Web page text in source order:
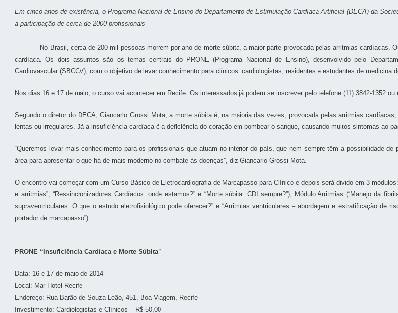
Em cinco anos de existência, o Programa Nacional de Ensino do Departamento de Estimulação Cardíaca Artificial (DECA) da
a participação de cerca de 2000 profissionais
No Brasil, cerca de 200 mil pessoas morrem por ano de morte súbita, a maior parte provocada pelas arritmias cardíacas.
cardíaca. Os dois assuntos são os temas centrais do PRONE (Programa Nacional de Ensino), desenvolvido pelo
Cardiovascular (SBCCV), com o objetivo de levar conhecimento para clínicos, cardiologistas, residentes e estudantes de medicina
Nos dias 16 e 17 de maio, o curso vai acontecer em Recife. Os interessados já podem se inscrever pelo telefone (11) 3842-1352 ou
Segundo o diretor do DECA, Giancarlo Grossi Mota, a morte súbita é, na maioria das vezes, provocada pelas arritmias
lentas ou irregulares. Já a insuficiência cardíaca é a deficiência do coração em bombear o sangue, causando muitos sintomas ao
“Queremos levar mais conhecimento para os profissionais que atuam no interior do país, que nem sempre têm a possibilidade
área para apresentar o que há de mais moderno no combate às doenças”, diz Giancarlo Grossi Mota.
O encontro vai começar com um Curso Básico de Eletrocardiografia de Marcapasso para Clínico e depois será divido em 3
e arritmias”, “Ressincronizadores Cardíacos: onde estamos?” e “Morte súbita: CDI sempre?”); Módulo Arritmias (“Manejo da
supraventriculares: O que o estudo eletrofisiológico pode oferecer?” e “Arritmias ventriculares – abordagem e estratificação de
portador de marcapasso”).
PRONE “Insuficiência Cardíaca e Morte Súbita”
Data: 16 e 17 de maio de 2014
Local: Mar Hotel Recife
Endereço: Rua Barão de Souza Leão, 451, Boa Viagem, Recife
Investimento: Cardiologistas e Clínicos – R$ 50,00